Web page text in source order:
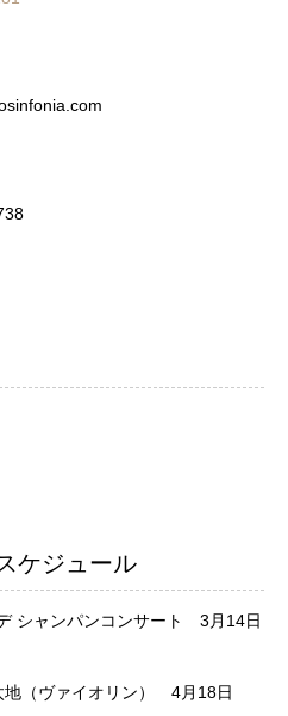
ケジュール
シャンパンコンサート 3月14日
地（ヴァイオリン） 4月18日